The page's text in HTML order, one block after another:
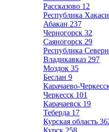
Рассказово 12
Республика
Абакан 237
Черногорск 32
Саяногорск 29
Республика
Владикавказ 297
Моздок 35
Беслан 9
Карачаево-
Черкесск 101
Карачаевск 19
Теберда 17
Курская область
Курск 258